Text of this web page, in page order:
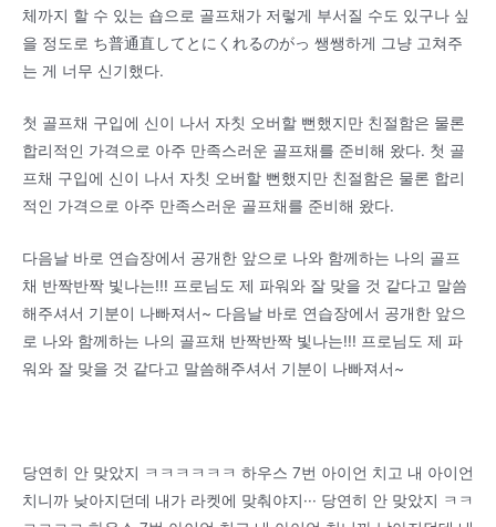
체까지 할 수 있는 숍으로 골프채가 저렇게 부서질 수도 있구나 싶
을 정도로 ち普通直してとにくれるのがっ 쌩쌩하게 그냥 고쳐주
는 게 너무 신기했다.
첫 골프채 구입에 신이 나서 자칫 오버할 뻔했지만 친절함은 물론
합리적인 가격으로 아주 만족스러운 골프채를 준비해 왔다. 첫 골
프채 구입에 신이 나서 자칫 오버할 뻔했지만 친절함은 물론 합리
적인 가격으로 아주 만족스러운 골프채를 준비해 왔다.
다음날 바로 연습장에서 공개한 앞으로 나와 함께하는 나의 골프
채 반짝반짝 빛나는!!! 프로님도 제 파워와 잘 맞을 것 같다고 말씀
해주셔서 기분이 나빠져서~ 다음날 바로 연습장에서 공개한 앞으
로 나와 함께하는 나의 골프채 반짝반짝 빛나는!!! 프로님도 제 파
워와 잘 맞을 것 같다고 말씀해주셔서 기분이 나빠져서~
당연히 안 맞았지 ㅋㅋㅋㅋㅋㅋ 하우스 7번 아이언 치고 내 아이언
치니까 낮아지던데 내가 라켓에 맞춰야지··· 당연히 안 맞았지 ㅋㅋ